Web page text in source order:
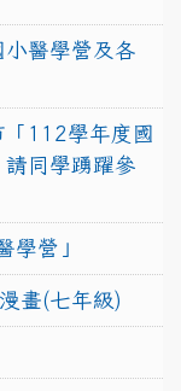
醫學營及各
112學年度國
請同學踴躍參
學營」
畫(七年級)